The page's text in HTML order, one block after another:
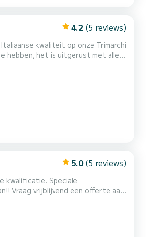
4.2 (5 reviews)
hebben, het is uitgerust met alles
-Volledige veiligheidsuitr...
5.0 (5 reviews)
kwalificatie. Speciale
Vraag vrijblijvend een offerte aan
het varen met vrienden of familie
(10€/uur verhuur met...